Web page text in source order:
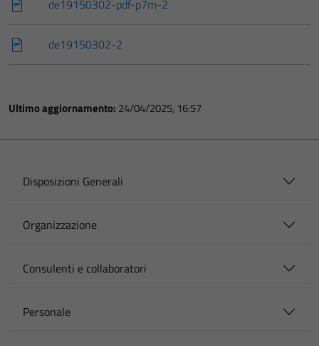
de19150302-pdf-p7m-2
de19150302-2
Ultimo aggiornamento: 24/04/2025, 16:57
Disposizioni Generali
Organizzazione
Consulenti e collaboratori
Personale